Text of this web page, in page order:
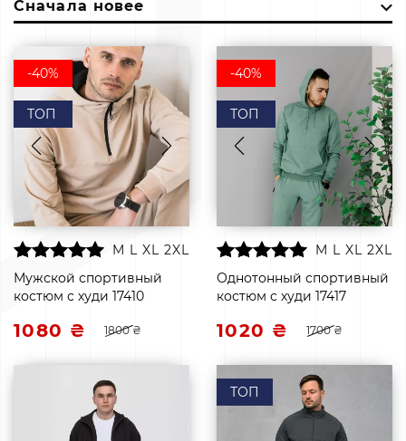
Сначала новее
-40%
ТОП
M L XL 2XL
Мужской спортивный
костюм с худи 17410
1080 ₴ 1800 ₴
-40%
ТОП
M L XL 2XL
Однотонный спортивный
костюм с худи 17417
1020 ₴ 1700 ₴
ТОП